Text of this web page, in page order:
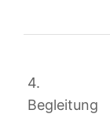
4.
Begleitung